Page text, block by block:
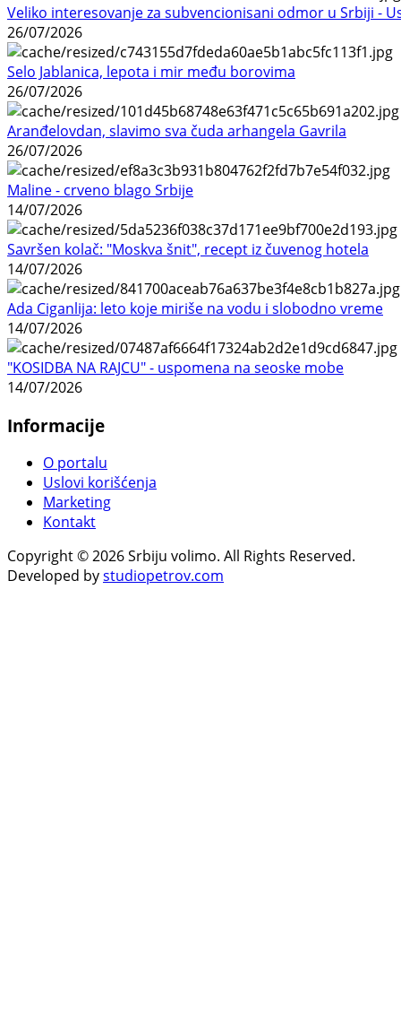
Veliko interesovanje za subvencionisani odmor u Srbiji -
26/07/2026
Selo Jablanica, lepota i mir među borovima
26/07/2026
Aranđelovdan, slavimo sva čuda arhangela Gavrila
26/07/2026
Maline - crveno blago Srbije
14/07/2026
Savršen kolač: "Moskva šnit", recept iz čuvenog hotela
14/07/2026
Ada Ciganlija: leto koje miriše na vodu i slobodno vreme
14/07/2026
"KOSIDBA NA RAJCU" - uspomena na seoske mobe
14/07/2026
Informacije
O portalu
Uslovi korišćenja
Marketing
Kontakt
Copyright © 2026 Srbiju volimo. All Rights Reserved.
Developed bystudiopetrov.com